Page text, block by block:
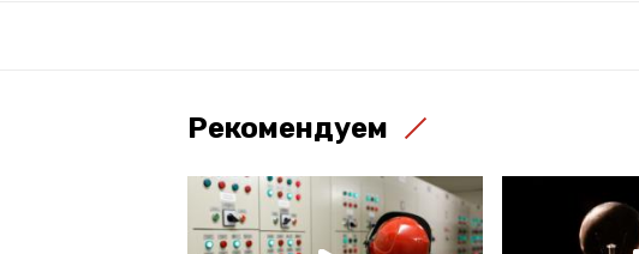
Рекомендуем